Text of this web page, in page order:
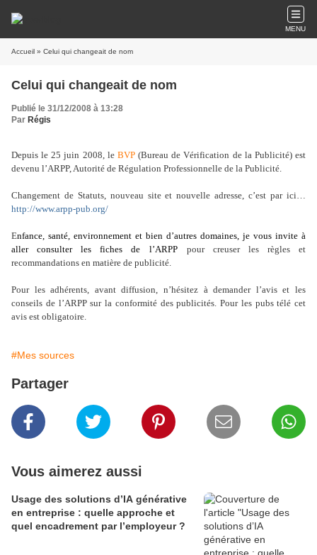
MENU
Accueil » Celui qui changeait de nom
Celui qui changeait de nom
Publié le 31/12/2008 à 13:28
Par Régis
Depuis le 25 juin 2008, le BVP(Bureau de Vérification de la Publicité) est
devenu l’ARPP, Autorité de Régulation Professionnelle de la Publicité.
Changement de Statuts, nouveau site et nouvelle adresse, c’est par ici…
http://www.arpp-pub.org/
Enfance, santé, environnement et bien d’autres domaines, je vous invite à
aller consulter les fiches de l’ARPP
pour creuser les règles et
recommandations en matière de publicité.
Pour les adhérents, avant diffusion, n’hésitez à demander l’avis et les
conseils de l’ARPP sur la conformité des publicités. Pour les pubs télé cet
avis est obligatoire.
#Mes sources
Partager
Vous aimerez aussi
Usage des solutions d’IA générative
en entreprise : quelle approche et
quel encadrement par l’employeur ?